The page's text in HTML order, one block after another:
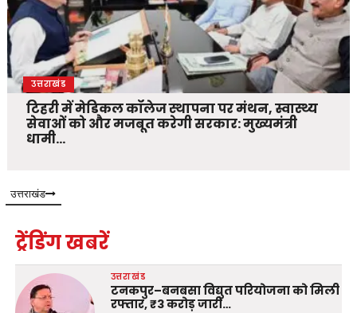
उत्तराखंड
टिहरी में मेडिकल कॉलेज स्थापना पर मंथन, स्वास्थ्य
सेवाओं को और मजबूत करेगी सरकार: मुख्यमंत्री
धामी…
उत्तराखंड
ट्रेंडिंग खबरें
उत्तराखंड
टनकपुर–बनबसा विद्युत परियोजना को मिली
रफ्तार, ₹3 करोड़ जारी…